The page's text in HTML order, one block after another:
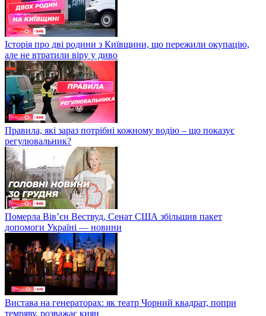
Історія про дві родини з Київщини, що пережили окупацію,
але не втратили віру у диво
Правила, які зараз потрібні кожному водію – що показує
регулювальник?
Померла Вівʼєн Вествуд, Сенат США збільшив пакет
допомоги Україні — новини
Вистава на генераторах: як театр Чорний квадрат, попри
темряву, розважає киян